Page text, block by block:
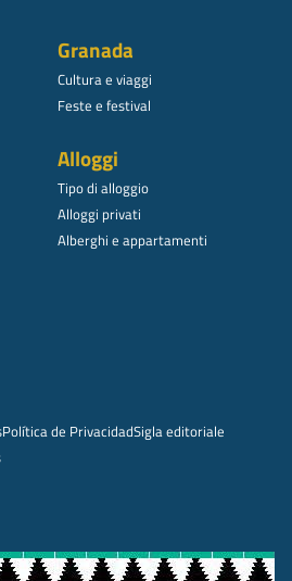
Granada
Cultura e viaggi
Feste e festival
Alloggi
Tipo di alloggio
Alloggi privati
Alberghi e appartamenti
Política de PrivacidadSigla editoriale